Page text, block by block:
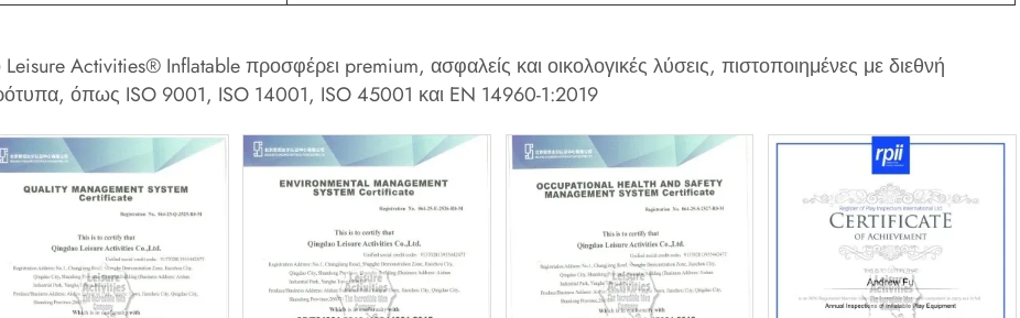
Activities® Inflatable προσφέρει premium, ασφαλείς και οικολογικές λύσεις, πιστοποιημένες με διεθνή
όπως ISO 9001, ISO 14001, ISO 45001 και EN 14960-1:2019